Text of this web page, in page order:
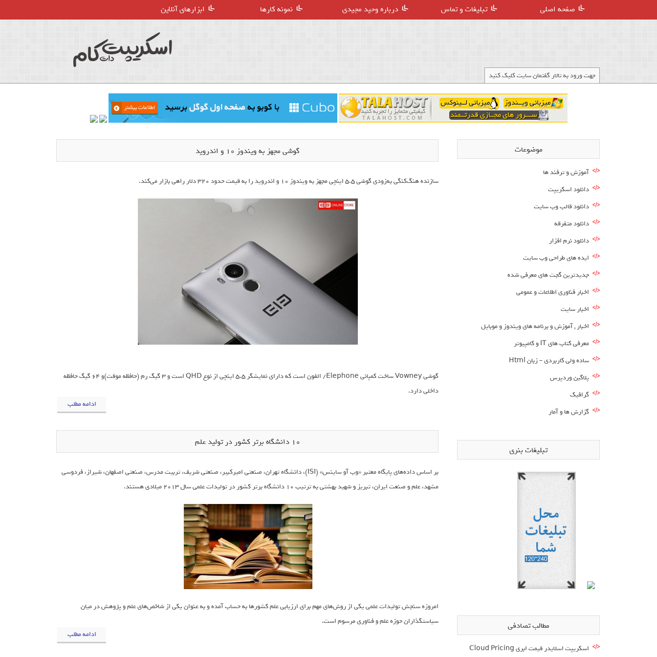
صفحه اصلی تبلیغات و تماس درباره وحید مجیدی نمونه کارها ابزارهای آنلاین
جهت ورود به تالار گفتمان سایت کلیک کنید
گوشی مجهز به ویندوز 10 و اندروید
سازنده هنگ‌کنگی به‌زودی گوشی 5.5 اینچی مجهز به ویندوز 10 و اندروید را به قیمت حدود 320 دلار راهی بازار می‌کند.
گوشی Vowney ساخت کمپانی Elephone/ الفون است که دارای نمایشگر 5.5 اینچی از نوع QHD است و 3 گیگ رم (حافظه موقت)و 64 گیگ حافظه
داخلی دارد.
ادامه مطلب
10 دانشگاه‌ برتر کشور در تولید علم
بر اساس داده‌های پایگاه معتبر «وب آو ساینس» (ISI)، دانشگاه تهران، صنعتی امیرکبیر، صنعتی شریف، تربیت مدرس، صنعتی اصفهان، شیراز، فردوسی
مشهد، علم و صنعت ایران، تبریز و شهید بهشتی به ترتیب 10 دانشگاه برتر کشور در تولیدات علمی سال 2013 میلادی هستند.
امروزه سنجش تولیدات علمی یکی از روش‌های مهم برای ارزیابی علم کشورها به حساب آمده و به عنوان یکی از شاخص‌های علم و پژوهش در میان
سیاستگذاران حوزه علم و فناوری مرسوم است.
ادامه مطلب
موضوعات
آموزش و ترفند ها
دانلود اسکریپت
دانلود قالب وب سایت
دانلود متفرقه
دانلود نرم افزار
ایده های طراحی وب سایت
جدیدترین گجت های معرفی شده
اخبار فناوری اطلاعات و عمومی
اخبار سایت
اخبار , آموزش و برنامه های ویندوز و موبایل
معرفی کتاب های IT و کامپیوتر
ساده ولی کاربردی – زبان Html
پلاگین وردپرس
گرافیک
گزارش ها و آمار
تبلیغات بنری
مطالب تصادفی
اسکریپت اسلایدر قیمت ابری Cloud Pricing